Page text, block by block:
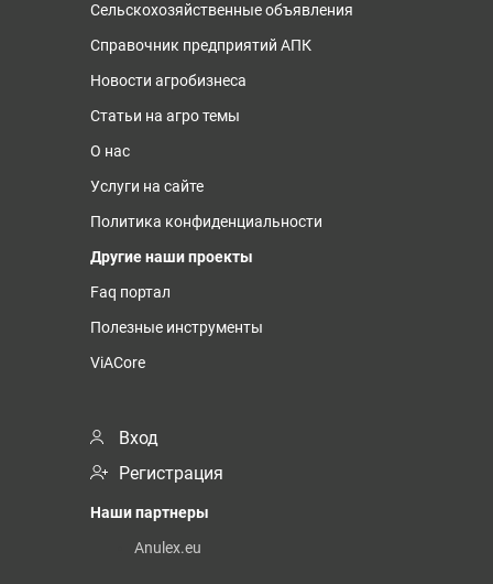
Сельскохозяйственные объявления
Справочник предприятий АПК
Новости агробизнеса
Статьи на агро темы
О нас
Услуги на сайте
Политика конфиденциальности
Другие наши проекты
Faq портал
Полезные инструменты
ViACore
Вход
Регистрация
Наши партнеры
Anulex.eu